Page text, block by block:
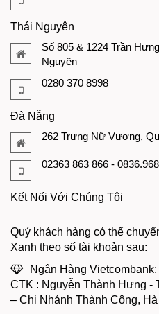
Thái Nguyên
Số 805 & 1224 Trần
Nguyên
0280 370 8998
Đà Nẵng
262 Trưng Nữ Vương,
02363 863 866 -
Kết Nối Với Chúng Tôi
Quý khách hàng có thể
Xanh theo số tài khoản sau:
Ngân Hàng
CTK : Nguyễn Thành Hưng -
– Chi Nhánh Thành Công,